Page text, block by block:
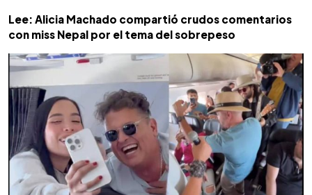
Lee: Alicia Machado compartió crudos comentarios
con miss Nepal por el tema del sobrepeso